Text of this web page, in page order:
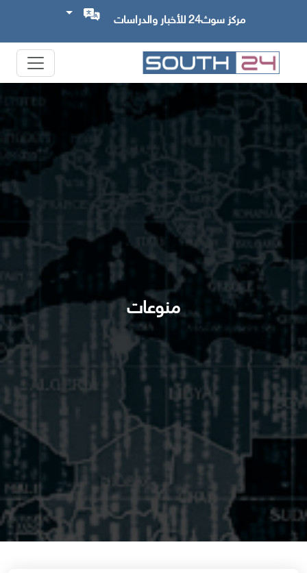
مركز سوث24 للأخبار والدراسات
منوعات